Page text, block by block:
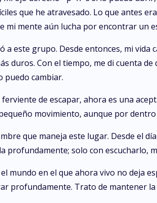
que he atravesado. Lo que antes
mi mente aún lucha por encontrar un
a este grupo. Desde entonces, mi
duros. Con el tiempo, me di cuenta
puedo cambiar.
de escapar, ahora es una
movimiento, aunque por
que maneja este lugar. Desde el
profundamente; solo con escucharlo,
mundo en el que ahora vivo no deja
profundamente. Trato de mantener la